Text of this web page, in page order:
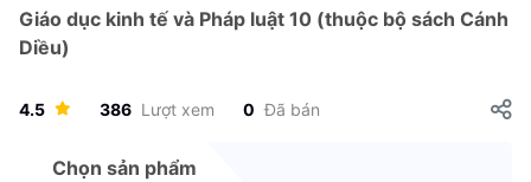
Giáo dục kinh tế và Pháp luật 10 (thuộc bộ sách Cánh
Diều)
4.5 386 Lượt xem 0 Đã bán
Chọn sản phẩm